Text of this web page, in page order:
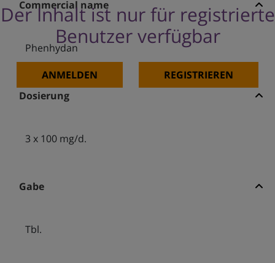
Der Inhalt ist nur für registrierte
Benutzer verfügbar
ANMELDEN REGISTRIEREN
Commercial name
Phenhydan
Dosierung
3 x 100 mg/d.
Gabe
Tbl.